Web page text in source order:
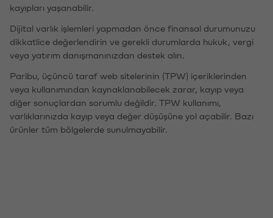
kayıpları yaşanabilir.
Dijital varlık işlemleri yapmadan önce finansal durumunuzu
dikkatlice değerlendirin ve gerekli durumlarda hukuk, vergi
veya yatırım danışmanınızdan destek alın.
Paribu, üçüncü taraf web sitelerinin (TPW) içeriklerinden
veya kullanımından kaynaklanabilecek zarar, kayıp veya
diğer sonuçlardan sorumlu değildir. TPW kullanımı,
varlıklarınızda kayıp veya değer düşüşüne yol açabilir. Bazı
ürünler tüm bölgelerde sunulmayabilir.